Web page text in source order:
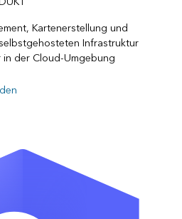
Kartenerstellung und
Infrastruktur
der Cloud-Umgebung